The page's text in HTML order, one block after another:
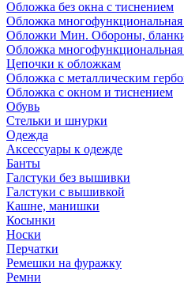
Обложка без окна с тиснением
Обложка многофункциональная
Обложки Мин. Обороны,
Обложка
Цепочки к обложкам
Обложка с металлическим
Обложка с окном и тиснением
Обувь
Стельки и шнурки
Одежда
Аксессуары к одежде
Банты
Галстуки без вышивки
Галстуки с вышивкой
Кашне, манишки
Косынки
Носки
Перчатки
Ремешки на фуражку
Ремни